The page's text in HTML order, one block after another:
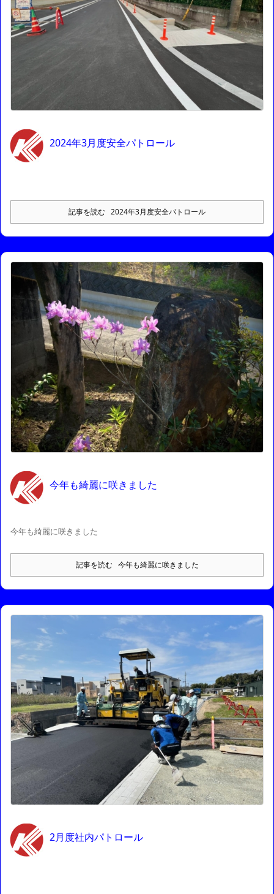
2024年3月度安全パトロール
記事を読む 2024年3月度安全パトロール
今年も綺麗に咲きました
今年も綺麗に咲きました
記事を読む 今年も綺麗に咲きました
2月度社内パトロール